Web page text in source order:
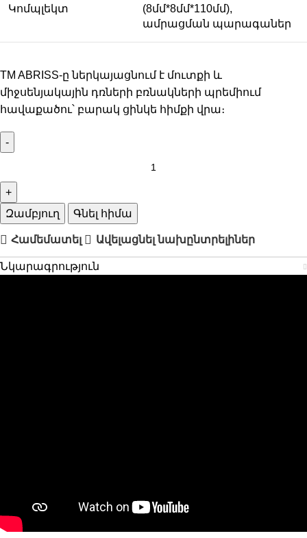
Կոմպլեկտ
(8մմ*8մմ*110մմ),
ամրացման պարագաներ
TM ABRISS-ը ներկայացնում է մուտքի և
միջսենյակային դռների բռնակների պրեմիում
հավաքածու՝ բարակ ցինկե հիմքի վրա։
Զամբյուղ Գնել հիմա
Համեմատել Ավելացնել նախընտրելիներ
Նկարագրություն